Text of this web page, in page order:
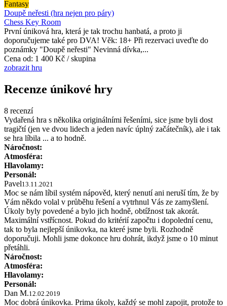
Fantasy
Doupě neřesti (hra nejen pro páry)
Chess Key Room
První úniková hra, která je tak trochu hanbatá, a proto ji
doporučujeme také pro DVA! Věk: 18+ Při rezervaci uveďte do
poznámky "Doupě neřesti" Nevinná dívka,...
Cena od: 1 400 Kč / skupina
zobrazit hru
Recenze únikové hry
8 recenzí
Vydařená hra s několika originálními řešeními, sice jsme byli dost
tragičtí (jen ve dvou lidech a jeden navíc úplný začátečník), ale i tak
se hra líbila ... a to hodně.
Náročnost:
Atmosféra:
Hlavolamy:
Personál:
Pavel13.11.2021
Moc se nám líbil systém nápověd, který nenutí ani neruší tím, že by
Vám někdo volal v průběhu řešení a vytrhnul Vás ze zamyšlení.
Úkoly byly povedené a bylo jich hodně, obtížnost tak akorát.
Maximální vstřícnost. Pokud do kritérií započtu i dopolední cenu,
tak to byla nejlepší únikovka, na které jsme byli. Rozhodně
doporučuji. Mohli jsme dokonce hru dohrát, ikdyž jsme o 10 minut
přetáhli.
Náročnost:
Atmosféra:
Hlavolamy:
Personál:
Dan M.12.02.2019
Moc dobrá únikovka. Prima úkoly, každý se mohl zapojit, protože to